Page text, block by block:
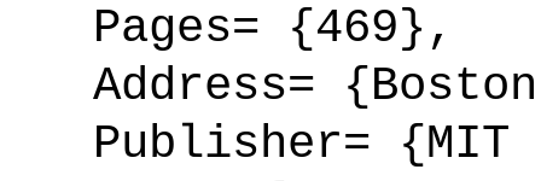
Pages= {469},
Address=
Publisher= {MIT